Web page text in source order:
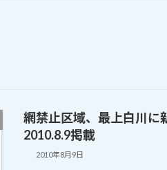
網禁止区域、最上白川に
2010.8.9掲載
2010年8月9日